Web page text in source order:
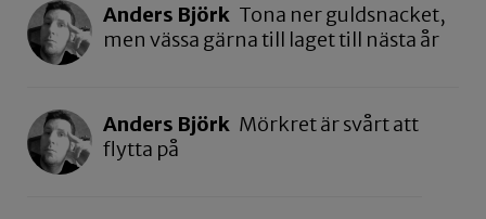
Anders Björk Tona ner guldsnacket,
men vässa gärna till laget till nästa år
Anders Björk Mörkret är svårt att
flytta på